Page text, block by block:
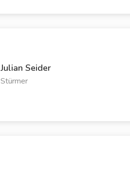
Julian Seider
Stürmer